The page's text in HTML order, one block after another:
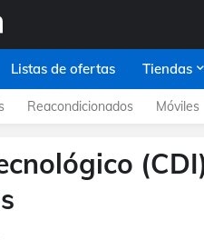
Listas de ofertas Tiendas
Reacondicionados Móviles